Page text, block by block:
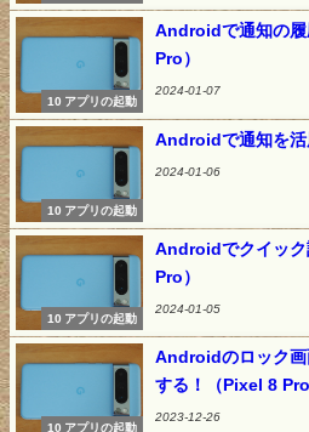
10 アプリの起動
Androidで通知の
Pro）
2024-01-07
10 アプリの起動
Androidで通知を活
2024-01-06
10 アプリの起動
Androidでクイッ
Pro）
2024-01-05
10 アプリの起動
Androidのロック画
する！（Pixel 8 Pro
2023-12-26